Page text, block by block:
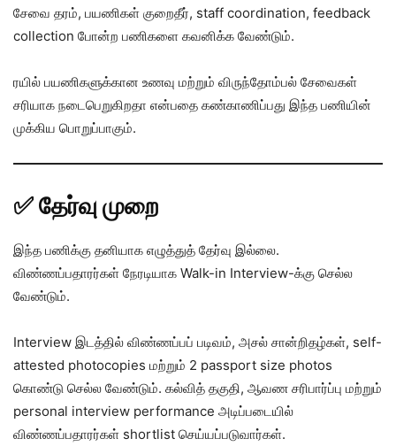
சேவை தரம், பயணிகள் குறைதீர், staff coordination, feedback
collection போன்ற பணிகளை கவனிக்க வேண்டும்.
ரயில் பயணிகளுக்கான உணவு மற்றும் விருந்தோம்பல் சேவைகள்
சரியாக நடைபெறுகிறதா என்பதை கண்காணிப்பது இந்த பணியின்
முக்கிய பொறுப்பாகும்.
✅ தேர்வு முறை
இந்த பணிக்கு தனியாக எழுத்துத் தேர்வு இல்லை.
விண்ணப்பதாரர்கள் நேரடியாக Walk-in Interview-க்கு செல்ல
வேண்டும்.
Interview இடத்தில் விண்ணப்பப் படிவம், அசல் சான்றிதழ்கள், self-
attested photocopies மற்றும் 2 passport size photos
கொண்டு செல்ல வேண்டும். கல்வித் தகுதி, ஆவண சரிபார்ப்பு மற்றும்
personal interview performance அடிப்படையில்
விண்ணப்பதாரர்கள் shortlist செய்யப்படுவார்கள்.